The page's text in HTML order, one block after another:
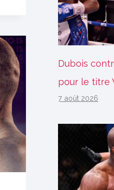
Dubois
pour le titre
7 août 2026